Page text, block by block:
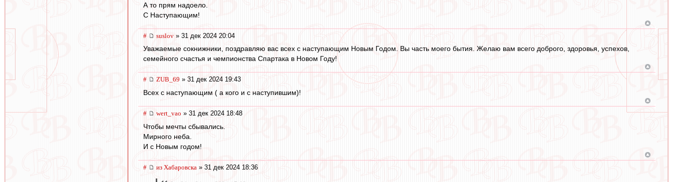
А то прям надоело.
С Наступающим!
# suslov » 31 дек 2024 20:04
Уважаемые сокнижники, поздравляю вас всех с наступающим Новым Годом. Вы часть моего бытия. Желаю вам всего доброго, здоровья, успехов,
семейного счастья и чемпионства Спартака в Новом Году!
# ZUB_69 » 31 дек 2024 19:43
Всех с наступающим ( а кого и с наступившим)!
# wert_vao » 31 дек 2024 18:48
Чтобы мечты сбывались.
Мирного неба.
И с Новым годом!
# из Хабаровска » 31 дек 2024 18:36